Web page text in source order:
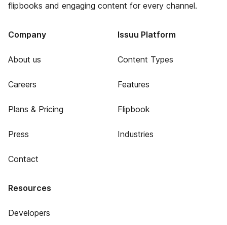
flipbooks and engaging content for every channel.
Company
About us
Careers
Plans & Pricing
Press
Contact
Issuu Platform
Content Types
Features
Flipbook
Industries
Resources
Developers